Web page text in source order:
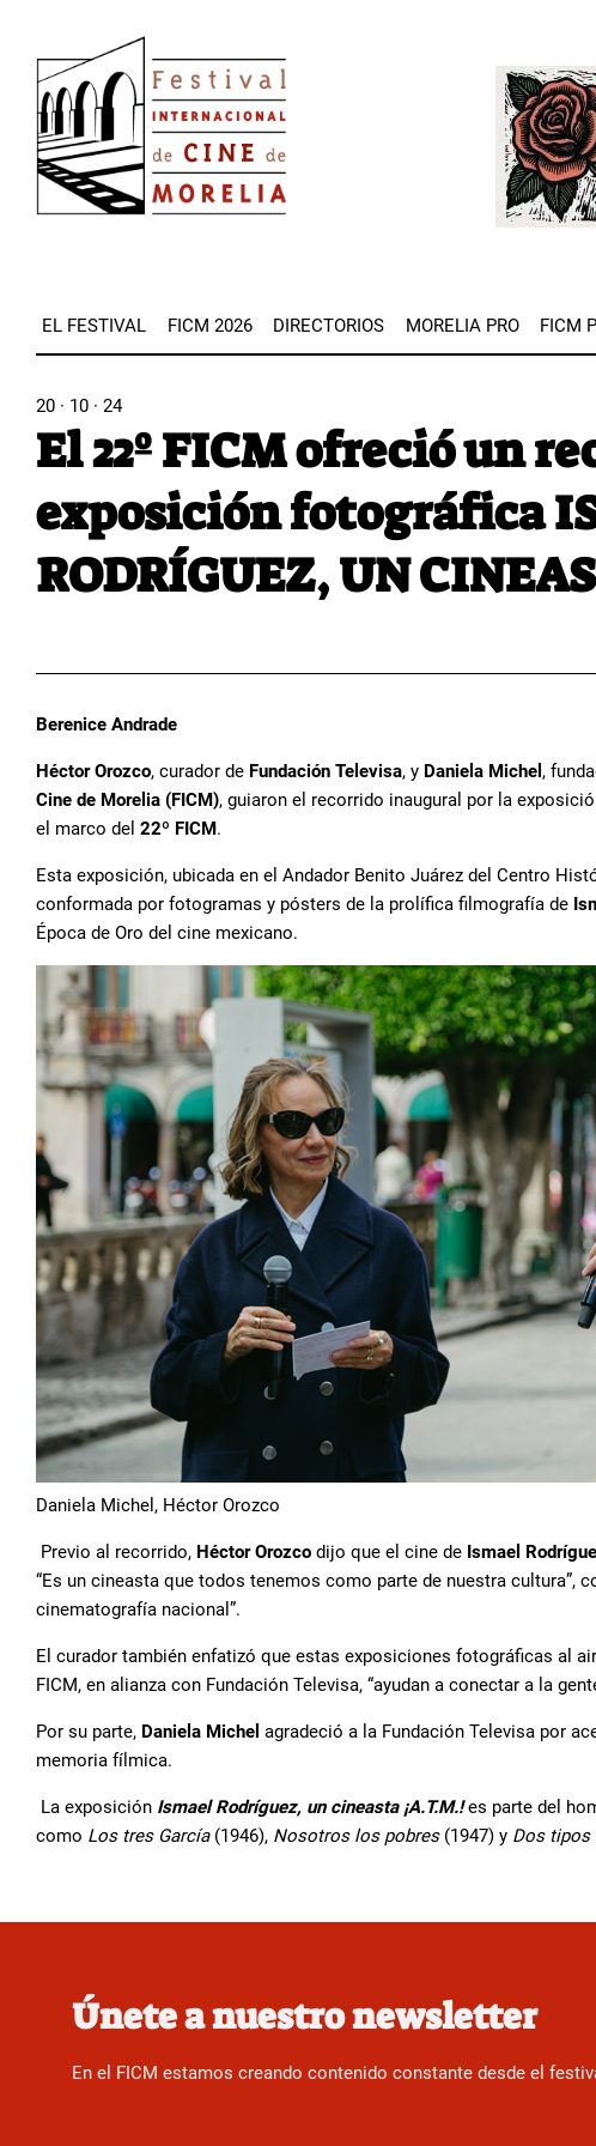
contenido
principal
Image
EL FESTIVAL FICM 2026 DIRECTORIOS MORELIA PRO FICM
20 · 10 · 24
El 22º FICM ofreció un
exposición fotográfica
RODRÍGUEZ, UN
Berenice Andrade
Héctor Orozco, curador de Fundación Televisa, y Daniela Michel ,
Cine de Morelia (FICM), guiaron el recorrido inaugural por la
el marco del 22º FICM.
Esta exposición, ubicada en el Andador Benito Juárez del Centro
conformada por fotogramas y pósters de la prolífica filmografía de
Época de Oro del cine mexicano.
Daniela Michel, Héctor Orozco
Previo al recorrido, Héctor Orozco dijo que el cine de Ismael
“Es un cineasta que todos tenemos como parte de nuestra cultura”,
cinematografía nacional”.
El curador también enfatizó que estas exposiciones fotográficas al
FICM, en alianza con Fundación Televisa, “ayudan a conectar a la
Por su parte, Daniela Michel agradeció a la Fundación Televisa por
memoria fílmica.
La exposición Ismael Rodríguez, un cineasta ¡A.T.M.!es parte del
como Los tres García(1946), Nosotros los pobres(1947) y Dos tipos
Únete a nuestro newsletter
En el FICM estamos creando contenido constante desde el